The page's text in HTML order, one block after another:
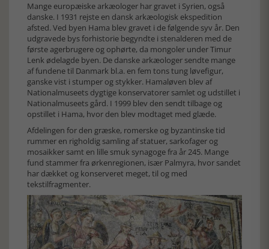
Mange europæiske arkæologer har gravet i Syrien, også
danske. I 1931 rejste en dansk arkæologisk ekspedition
afsted. Ved byen Hama blev gravet i de følgende syv år. Den
udgravede bys forhistorie begyndte i stenalderen med de
første agerbrugere og ophørte, da mongoler under Timur
Lenk ødelagde byen. De danske arkæologer sendte mange
af fundene til Danmark bl.a. en fem tons tung løvefigur,
ganske vist i stumper og stykker. Hamaløven blev af
Nationalmuseets dygtige konservatorer samlet og udstillet i
Nationalmuseets gård. I 1999 blev den sendt tilbage og
opstillet i Hama, hvor den blev modtaget med glæde.
Afdelingen for den græske, romerske og byzantinske tid
rummer en righoldig samling af statuer, sarkofager og
mosaikker samt en lille smuk synagoge fra år 245. Mange
fund stammer fra ørkenregionen, især Palmyra, hvor sandet
har dækket og konserveret meget, til og med
tekstilfragmenter.